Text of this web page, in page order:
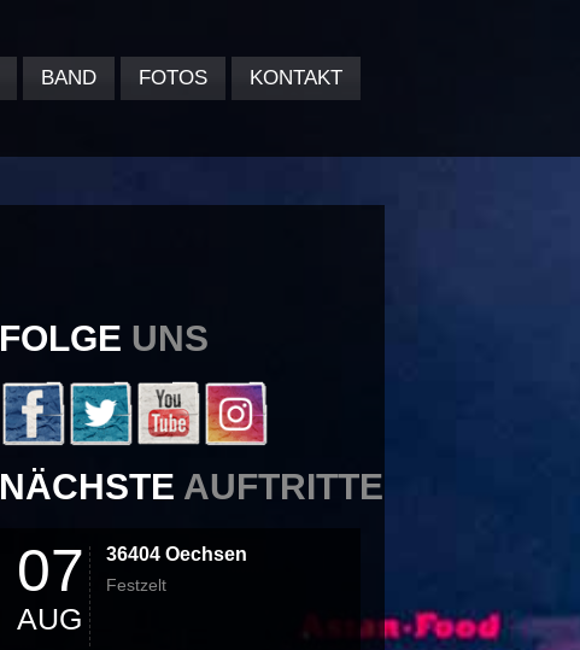
BAND FOTOS KONTAKT
FOLGE UNS
NÄCHSTE AUFTRITTE
07
AUG
36404 Oechsen
Festzelt